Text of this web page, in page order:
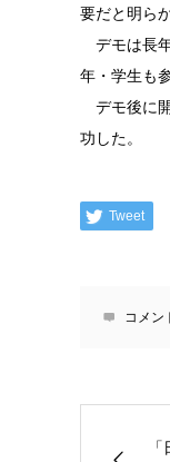
要だと明ら
デモは長
年・学生も
デモ後に
功した。
Tweet
コメン